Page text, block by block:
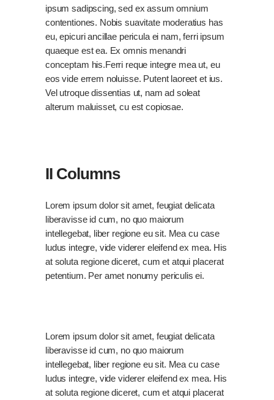
ipsum sadipscing, sed ex assum omnium
contentiones. Nobis suavitate moderatius has
eu, epicuri ancillae pericula ei nam, ferri ipsum
quaeque est ea. Ex omnis menandri
conceptam his.Ferri reque integre mea ut, eu
eos vide errem noluisse. Putent laoreet et ius.
Vel utroque dissentias ut, nam ad soleat
alterum maluisset, cu est copiosae.
II Columns
Lorem ipsum dolor sit amet, feugiat delicata
liberavisse id cum, no quo maiorum
intellegebat, liber regione eu sit. Mea cu case
ludus integre, vide viderer eleifend ex mea. His
at soluta regione diceret, cum et atqui placerat
petentium. Per amet nonumy periculis ei.
Lorem ipsum dolor sit amet, feugiat delicata
liberavisse id cum, no quo maiorum
intellegebat, liber regione eu sit. Mea cu case
ludus integre, vide viderer eleifend ex mea. His
at soluta regione diceret, cum et atqui placerat